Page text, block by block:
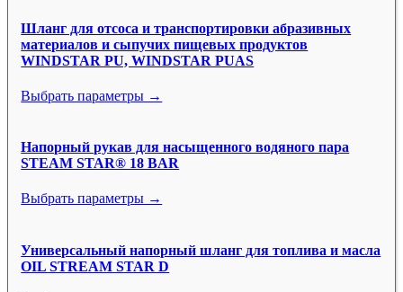
Шланг для отсоса и транспортировки абразивных
материалов и сыпучих пищевых продуктов
WINDSTAR PU, WINDSTAR PUAS
Выбрать параметры →
Напорный рукав для насыщенного водяного пара
STEAM STAR® 18 BAR
Выбрать параметры →
Универсальный напорный шланг для топлива и масла
OIL STREAM STAR D